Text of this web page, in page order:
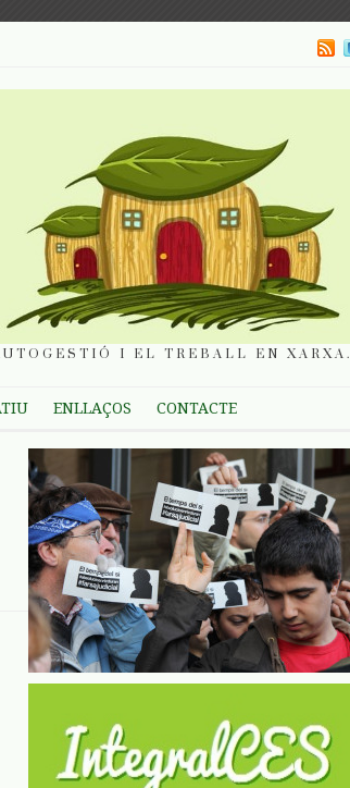
I EL TREBALL EN XARXA.
ENLLAÇOS CONTACTE